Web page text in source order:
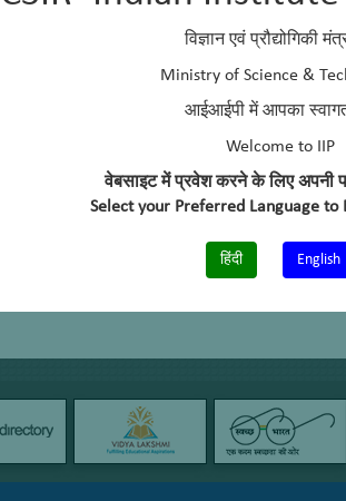
विज्ञान एवं प्रौद्योगिकी
Ministry of Science &
आईआईपी में आपका
Welcome to IIP
वेबसाइट में प्रवेश करने के लिए अपनी
Select your Preferred Language to
हिंदी English